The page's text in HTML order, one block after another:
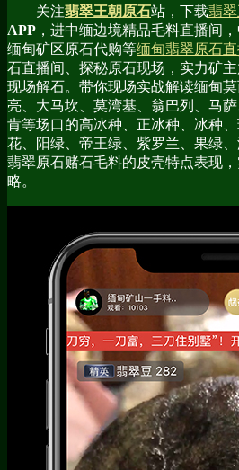
关注翡翠王朝原石站，下载翡
APP ，进中缅边境精品毛料直播间
缅甸矿区原石代购等缅甸翡翠原石直
石直播间、探秘原石现场，实力矿
现场解石。带你现场实战解读缅甸
亮、大马坎、莫湾基、翁巴列、马
肯等场口的高冰种、正冰种、冰种
花、阳绿、帝王绿、紫罗兰、果绿
翡翠原石赌石毛料的皮壳特点表现
略。